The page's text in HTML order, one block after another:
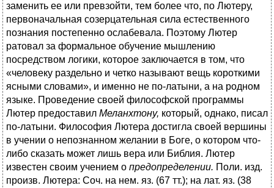
заменить ее или превзойти, тем более что, по Лютеру,
первоначальная созерцательная сила естественного
познания постепенно ослабевала. Поэтому Лютер
ратовал за формальное обучение мышлению
посредством логики, которое заключается в том, что
«человеку раздельно и четко называют вещь короткими
ясными словами», и именно не по-латыни, а на родном
языке. Проведение своей философской программы
Лютер предоставил Меланхтону, который, однако, писал
по-латыни. Философия Лютера достигла своей вершины
в учении о непознанном желании в Боге, о котором что-
либо сказать может лишь вера или Библия. Лютер
известен своим учением о предопределении. Поли. изд.
произв. Лютера: Соч. на нем. яз. (67 тт.); на лат. яз. (38